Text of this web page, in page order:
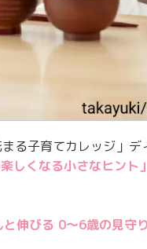
る子育てカレッジ」デ
しくなる小さなヒント」
と伸びる 0～6歳の見守